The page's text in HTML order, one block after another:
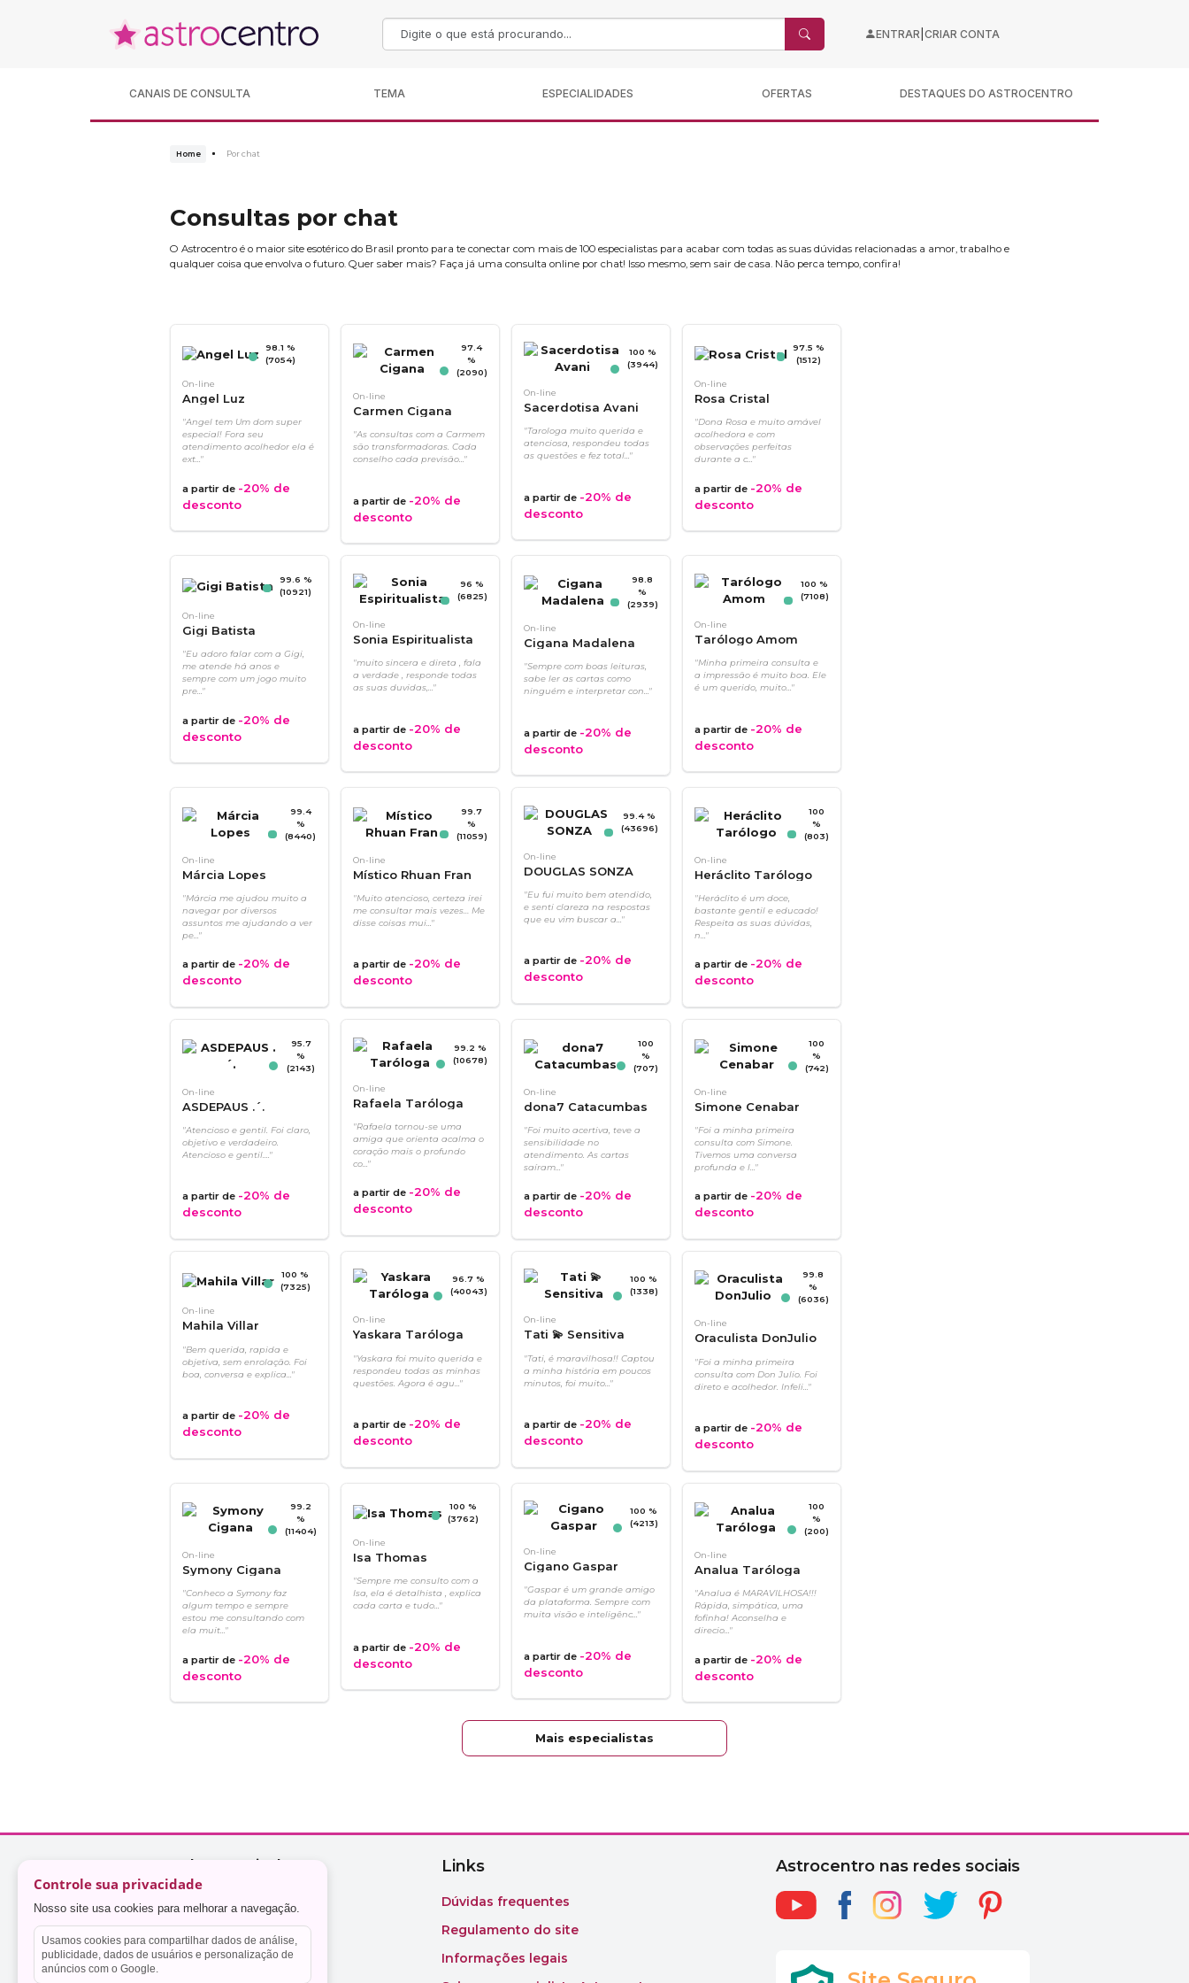
ENTRAR CRIAR CONTA
CANAIS DE CONSULTA TEMA ESPECIALIDADES OFERTAS DESTAQUES DO ASTROCENTRO
Home Por chat
Consultas por chat
O Astrocentro é o maior site esotérico do Brasil pronto para te conectar com mais de 100 especialistas para acabar com todas as suas dúvidas relacionadas a amor, trabalho e
qualquer coisa que envolva o futuro. Quer saber mais? Faça já uma consulta online por chat! Isso mesmo, sem sair de casa. Não perca tempo, confira!
98.1 %
(7054)
On-line
Angel Luz
"Angel tem Um dom super
especial! Fora seu
atendimento acolhedor ela é
ext..."
a partir de -20% de
desconto
97.4
%
(2090)
On-line
Carmen Cigana
"As consultas com a Carmem
são transformadoras. Cada
conselho cada previsão..."
a partir de -20% de
desconto
100 %
(3944)
On-line
Sacerdotisa Avani
"Tarologa muito querida e
atenciosa, respondeu todas
as questões e fez total..."
a partir de -20% de
desconto
97.5 %
(1512)
On-line
Rosa Cristal
"Dona Rosa e muito amável
acolhedora e com
observações perfeitas
durante a c..."
a partir de -20% de
desconto
99.6 %
(10921)
On-line
Gigi Batista
"Eu adoro falar com a Gigi,
me atende há anos e
sempre com um jogo muito
pre..."
a partir de -20% de
desconto
96 %
(6825)
On-line
Sonia Espiritualista
"muito sincera e direta , fala
a verdade , responde todas
as suas duvidas,..."
a partir de -20% de
desconto
98.8
%
(2939)
On-line
Cigana Madalena
"Sempre com boas leituras,
sabe ler as cartas como
ninguém e interpretar con..."
a partir de -20% de
desconto
100 %
(7108)
On-line
Tarólogo Amom
"Minha primeira consulta e
a impressão é muito boa. Ele
é um querido, muito..."
a partir de -20% de
desconto
99.4
%
(8440)
On-line
Márcia Lopes
"Márcia me ajudou muito a
navegar por diversos
assuntos me ajudando a ver
pe..."
a partir de -20% de
desconto
99.7
%
(11059)
On-line
Místico Rhuan Fran
"Muito atencioso, certeza irei
me consultar mais vezes… Me
disse coisas mui..."
a partir de -20% de
desconto
99.4 %
(43696)
On-line
DOUGLAS SONZA
"Eu fui muito bem atendido,
e senti clareza na respostas
que eu vim buscar a..."
a partir de -20% de
desconto
100
%
(803)
On-line
Heráclito Tarólogo
"Heráclito é um doce,
bastante gentil e educado!
Respeita as suas dúvidas,
n..."
a partir de -20% de
desconto
95.7
%
(2143)
On-line
ASDEPAUS .´.
"Atencioso e gentil. Foi claro,
objetivo e verdadeiro.
Atencioso e gentil...."
a partir de -20% de
desconto
99.2 %
(10678)
On-line
Rafaela Taróloga
"Rafaela tornou-se uma
amiga que orienta acalma o
coração mais o profundo
co..."
a partir de -20% de
desconto
100
%
(707)
On-line
dona7 Catacumbas
"Foi muito acertiva, teve a
sensibilidade no
atendimento. As cartas
saíram..."
a partir de -20% de
desconto
100
%
(742)
On-line
Simone Cenabar
"Foi a minha primeira
consulta com Simone.
Tivemos uma conversa
profunda e l..."
a partir de -20% de
desconto
100 %
(7325)
On-line
Mahila Villar
"Bem querida, rapida e
objetiva, sem enrolação. Foi
boa, conversa e explica..."
a partir de -20% de
desconto
96.7 %
(40043)
On-line
Yaskara Taróloga
"Yaskara foi muito querida e
respondeu todas as minhas
questões. Agora é agu..."
a partir de -20% de
desconto
100 %
(1338)
On-line
Tati 💫 Sensitiva
"Tati, é maravilhosa!! Captou
a minha história em poucos
minutos, foi muito..."
a partir de -20% de
desconto
99.8
%
(6036)
On-line
Oraculista DonJulio
"Foi a minha primeira
consulta com Don Julio. Foi
direto e acolhedor. Infeli..."
a partir de -20% de
desconto
99.2
%
(11404)
On-line
Symony Cigana
"Conheco a Symony faz
algum tempo e sempre
estou me consultando com
ela muit..."
a partir de -20% de
desconto
100 %
(3762)
On-line
Isa Thomas
"Sempre me consulto com a
Isa, ela é detalhista , explica
cada carta e tudo..."
a partir de -20% de
desconto
100 %
(4213)
On-line
Cigano Gaspar
"Gaspar é um grande amigo
da plataforma. Sempre com
muita visão e inteligênc..."
a partir de -20% de
desconto
100
%
(200)
On-line
Analua Taróloga
"Analua é MARAVILHOSA!!!
Rápida, simpática, uma
fofinha! Aconselha e
direcio..."
a partir de -20% de
desconto
Mais especialistas
Controle sua privacidade
Nosso site usa cookies para melhorar a navegação.
Usamos cookies para compartilhar dados de análise,
publicidade, dados de usuários e personalização de
anúncios com o Google.